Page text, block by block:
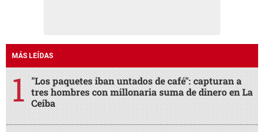
MÁS LEÍDAS
"Los paquetes iban untados de café": capturan a
tres hombres con millonaria suma de dinero en La
Ceiba